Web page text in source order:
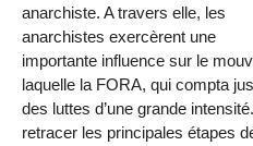
anarchiste. A travers elle, les
anarchistes exercèrent une
importante influence sur le
laquelle la FORA, qui compta
des luttes d’une grande
retracer les principales étapes